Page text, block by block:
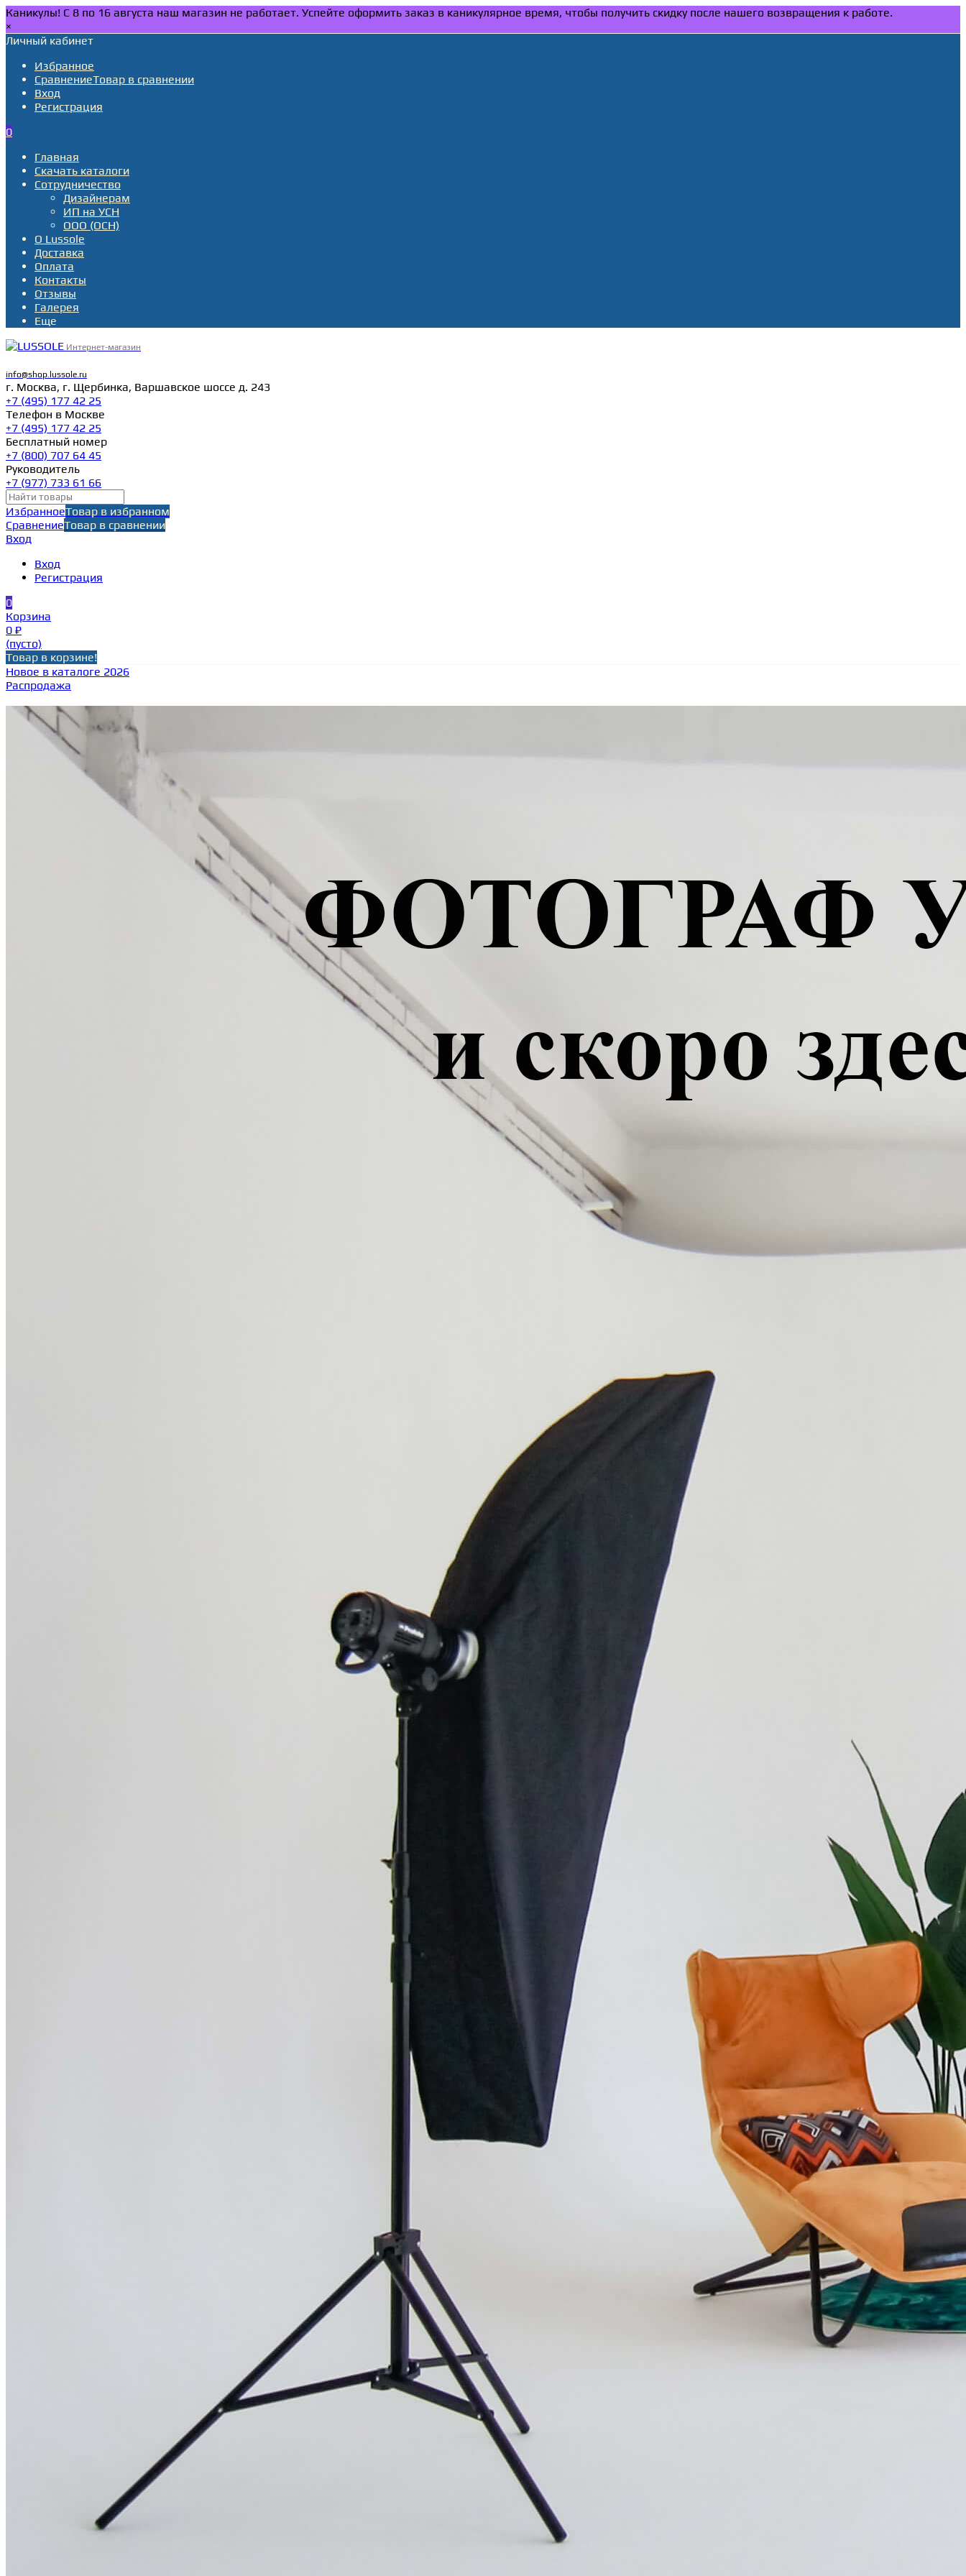
Каникулы! С 8 по 16 августа наш магазин не работает. Успейте оформить заказ в каникулярное время, чтобы получить скидку после нашего возвращения к работе.
×
Личный кабинет
Избранное
СравнениеТовар в сравнении
Вход
Регистрация
0
Главная
Скачать каталоги
Сотрудничество
Дизайнерам
ИП на УСН
ООО (ОСН)
О Lussole
Доставка
Оплата
Контакты
Отзывы
Галерея
Еще
Интернет-магазин
info@shop.lussole.ru
г. Москва, г. Щербинка, Варшавское шоссе д. 243
+7 (495) 177 42 25
Телефон в Москве
+7 (495) 177 42 25
Бесплатный номер
+7 (800) 707 64 45
Руководитель
+7 (977) 733 61 66
ИзбранноеТовар в избранном
СравнениеТовар в сравнении
Вход
Вход
Регистрация
0
Корзина
0 ₽
(пусто)
Товар в корзине!
Новое в каталоге 2026
Распродажа